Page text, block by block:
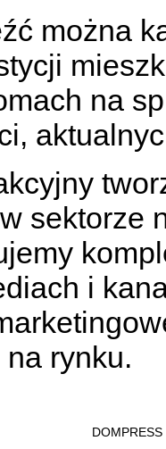
można
na
sektorze
i
rynku.